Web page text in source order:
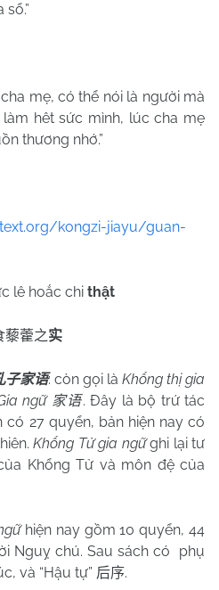
mẹ, có thể nói là người mà
hêt sức mình, lúc cha mẹ
thương nhớ.”
kongzi-jiayu/guan-
lê hoắc chi thật
藜藿之实
子家语: còn gọi là Khổng thị gia
ngữ 家语. Đây là bộ trứ tác
27 quyển, bản hiện nay có
Khổng Tử gia ngữghi lại tư
Khổng Tử và môn đệ của
hiện nay gồm 10 quyển, 44
Nguỵ chú. Sau sách có
phụ
và “Hậu tự” 后序.